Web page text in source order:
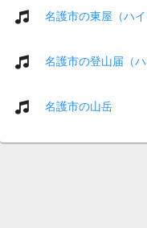
名護市の東屋（ハイ
名護市の登山届（ハ
名護市の山岳